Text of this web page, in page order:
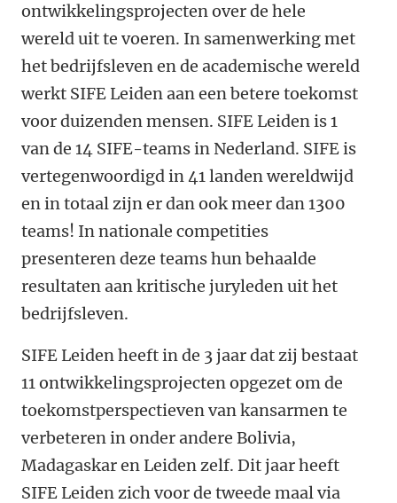
ontwikkelingsprojecten over de hele
wereld uit te voeren. In samenwerking met
het bedrijfsleven en de academische wereld
werkt SIFE Leiden aan een betere toekomst
voor duizenden mensen. SIFE Leiden is 1
van de 14 SIFE-teams in Nederland. SIFE is
vertegenwoordigd in 41 landen wereldwijd
en in totaal zijn er dan ook meer dan 1300
teams! In nationale competities
presenteren deze teams hun behaalde
resultaten aan kritische juryleden uit het
bedrijfsleven.
SIFE Leiden heeft in de 3 jaar dat zij bestaat
11 ontwikkelingsprojecten opgezet om de
toekomstperspectieven van kansarmen te
verbeteren in onder andere Bolivia,
Madagaskar en Leiden zelf. Dit jaar heeft
SIFE Leiden zich voor de tweede maal via